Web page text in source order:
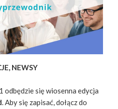
NEWSY
się wiosenna edycja
. Aby się zapisać, dołącz do